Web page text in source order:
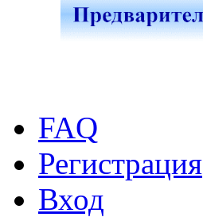
FAQ
Регистрация
Вход